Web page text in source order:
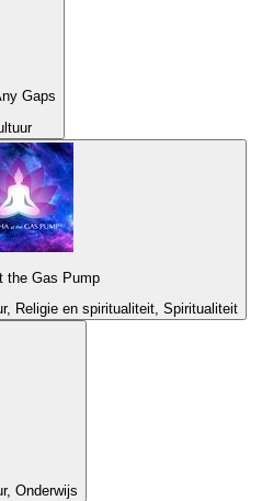
Gaps
the Gas Pump
Religie en spiritualiteit, Spiritualiteit
Onderwijs